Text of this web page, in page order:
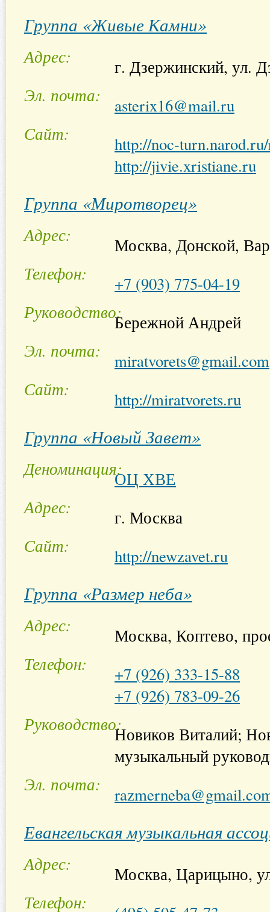
Группа «Живые Камни»
Адрес
г. Дзержинский, ул.
Эл. почта
asterix16@mail.ru
Сайт
http://noc-
http://jivie.xristiane.ru
Группа «Миротворец»
Адрес
Москва, Донской,
Телефон
+7 (903) 775-04-19
РуководствоБережной Андрей
Эл. почта
miratvorets@gmail.com
Сайт
http://miratvorets.ru
Группа «Новый Завет»
ДеноминацияОЦ ХВЕ
Адрес
г. Москва
Сайт
http://newzavet.ru
Группа «Размер неба»
Адрес
Москва, Коптево,
Телефон
+7 (926) 333-15-88
+7 (926) 783-09-26
РуководствоНовиков Виталий;
музыкальный
Эл. почта
Евангельская музыкальная
Адрес
Москва, Царицыно,
Телефон